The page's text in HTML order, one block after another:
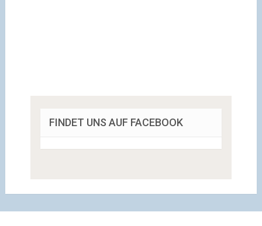
FINDET UNS AUF FACEBOOK